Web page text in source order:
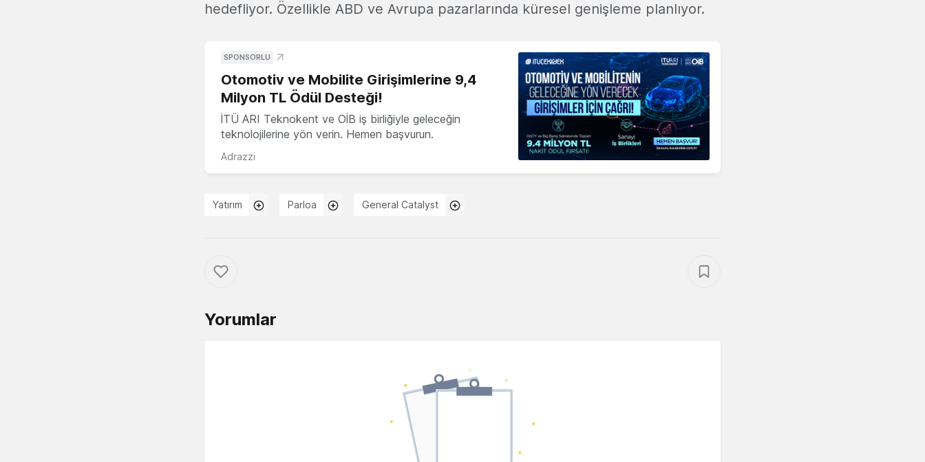
hedefliyor. Özellikle ABD ve Avrupa pazarlarında küresel genişleme planlıyor.
SPONSORLU
Otomotiv ve Mobilite Girişimlerine 9,4
Milyon TL Ödül Desteği!
İTÜ ARI Teknokent ve OİB iş birliğiyle geleceğin
teknolojilerine yön verin. Hemen başvurun.
Adrazzi
Yatırım Parloa General Catalyst
Yorumlar